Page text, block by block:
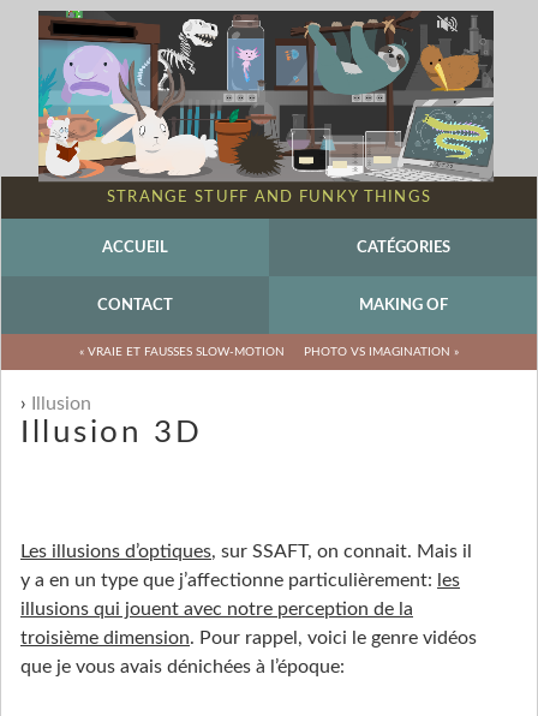
STRANGE STUFF AND FUNKY THINGS
ACCUEIL CATÉGORIES
CONTACT MAKING OF
« VRAIE ET FAUSSES SLOW-MOTION PHOTO VS IMAGINATION »
Illusion
Illusion 3D
Les illusions d’optiques, sur SSAFT, on connait. Mais il
y a en un type que j’affectionne particulièrement: les
illusions qui jouent avec notre perception de la
troisième dimension. Pour rappel, voici le genre vidéos
que je vous avais dénichées à l’époque: